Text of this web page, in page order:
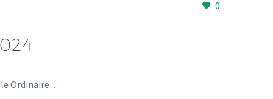
0
Ordinaire…